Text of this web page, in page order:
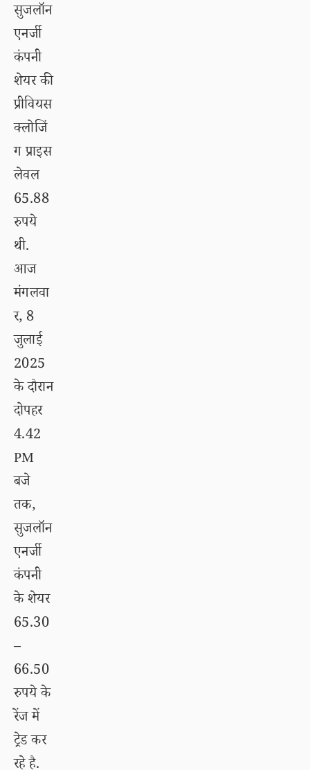
सुजलॉन
एनर्जी
कंपनी
शेयर की
प्रीवियस
क्लोजिं
ग प्राइस
लेवल
65.88
रुपये
थी.
आज
मंगलवा
र, 8
जुलाई
2025
के दौरान
दोपहर
4.42
PM
बजे
तक,
सुजलॉन
एनर्जी
कंपनी
के शेयर
65.30
–
66.50
रुपये के
रेंज में
ट्रेड कर
रहे है.